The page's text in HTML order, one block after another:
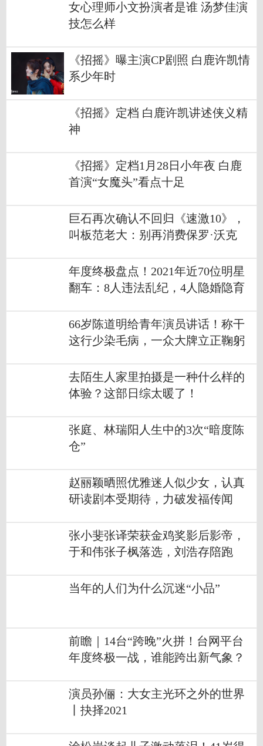
女心理师小文扮演者是谁 汤梦佳演
技怎么样
《招摇》曝主演CP剧照 白鹿许凯情
系少年时
《招摇》定档 白鹿许凯讲述侠义精
神
《招摇》定档1月28日小年夜 白鹿
首演“女魔头”看点十足
巨石再次确认不回归《速激10》，
叫板范老大：别再消费保罗·沃克
年度终极盘点！2021年近70位明星
翻车：8人违法乱纪，4人隐婚隐育
66岁陈道明给青年演员讲话！称干
这行少染毛病，一众大牌立正鞠躬
去陌生人家里拍摄是一种什么样的
体验？这部日综太暖了！
张庭、林瑞阳人生中的3次“暗度陈
仓”
赵丽颖晒照优雅迷人似少女，认真
研读剧本受期待，力破发福传闻
张小斐张译荣获金鸡奖影后影帝，
于和伟张子枫落选，刘浩存陪跑
当年的人们为什么沉迷“小品”
前瞻｜14台“跨晚”火拼！台网平台
年度终极一战，谁能跨出新气象？
演员孙俪：大女主光环之外的世界
丨抉择2021